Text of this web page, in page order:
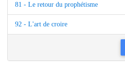
81 - Le retour du prophétisme
92 - L'art de croire